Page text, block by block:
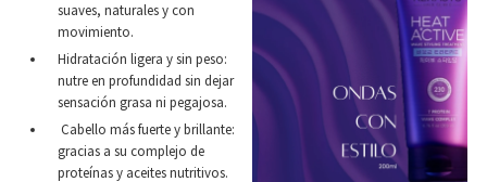
suaves, naturales y con
movimiento.
Hidratación ligera y sin peso:
nutre en profundidad sin dejar
sensación grasa ni pegajosa.
Cabello más fuerte y brillante:
gracias a su complejo de
proteínas y aceites nutritivos.